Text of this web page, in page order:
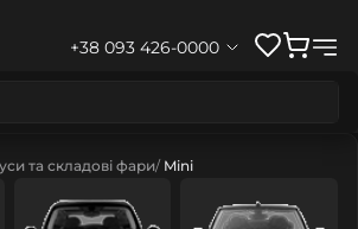
+38 093 426-0000
та складові фари Mini